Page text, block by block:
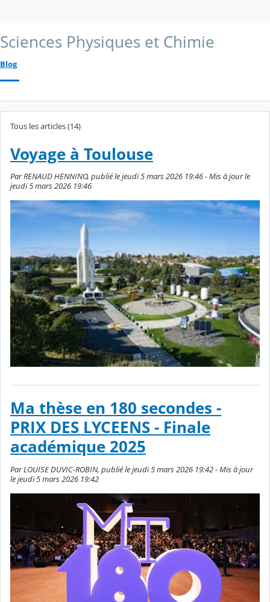
Sciences Physiques et Chimie
Blog
Tous les articles (14)
Voyage à Toulouse
Par RENAUD HENNINO, publié le jeudi 5 mars 2026 19:46 - Mis à jour le
jeudi 5 mars 2026 19:46
Ma thèse en 180 secondes -
PRIX DES LYCEENS - Finale
académique 2025
Par LOUISE DUVIC-ROBIN, publié le jeudi 5 mars 2026 19:42 - Mis à jour
le jeudi 5 mars 2026 19:42